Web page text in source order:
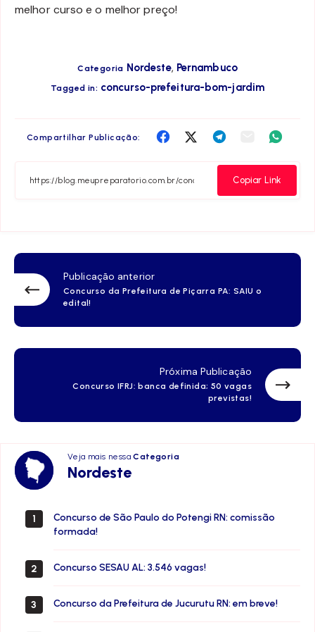
melhor curso e o melhor preço!
Categoria Nordeste, Pernambuco
Tagged in: concurso-prefeitura-bom-jardim
Compartilhar Publicação:
Compartilha
Facebook
CompartilhaCompartilha
Telegram
Compartilha
Email
Copiar Link
Publicação anterior
Concurso da Prefeitura de Piçarra PA: SAIU o
edital!
Próxima Publicação
Concurso IFRJ: banca definida; 50 vagas
previstas!
Veja mais nessaCategoria
Nordeste
Nordeste
1
Concurso de São Paulo do Potengi RN: comissão
formada!
2 Concurso SESAU AL: 3.546 vagas!
3 Concurso da Prefeitura de Jucurutu RN: em breve!